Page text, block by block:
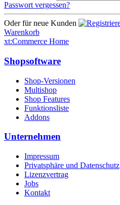
Passwort vergessen?
Oder für neue Kunden
Warenkorb
xt:Commerce Home
Shopsoftware
Shop-Versionen
Multishop
Shop Features
Funktionsliste
Addons
Unternehmen
Impressum
Privatsphäre und Datenschutz
Lizenzvertrag
Jobs
Kontakt